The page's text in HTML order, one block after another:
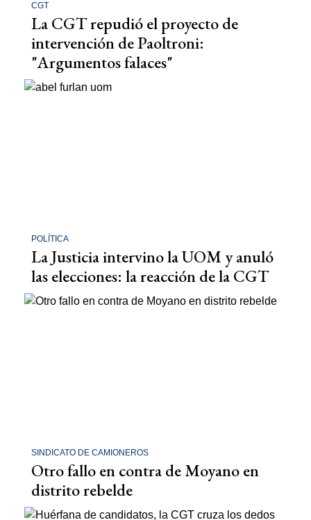
CGT
La CGT repudió el proyecto de
intervención de Paoltroni:
"Argumentos falaces"
POLÍTICA
La Justicia intervino la UOM y anuló
las elecciones: la reacción de la CGT
SINDICATO DE CAMIONEROS
Otro fallo en contra de Moyano en
distrito rebelde